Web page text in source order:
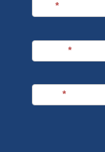
*
*
*